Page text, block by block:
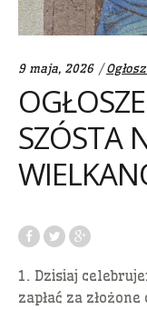
9 maja, 2026
SZÓSTA
1. Dzisiaj
zapłać za